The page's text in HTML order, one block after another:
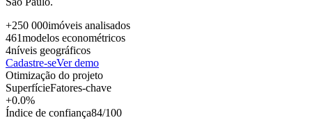
+250 000imóveis analisados
461modelos econométricos
4níveis geográficos
Cadastre-seVer demo
Otimização do projeto
SuperfícieFatores-chave
+0.0%
Índice de confiança84/100